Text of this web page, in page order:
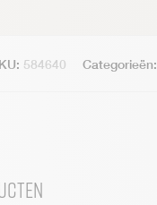
584640 Categorieën: